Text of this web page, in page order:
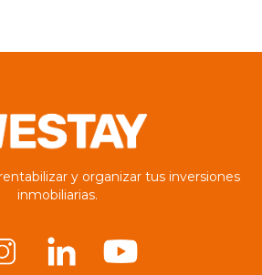
y organizar tus inversiones
inmobiliarias.